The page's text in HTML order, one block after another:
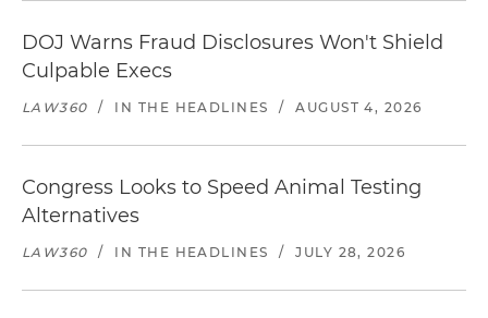
DOJ Warns Fraud Disclosures Won't Shield
Culpable Execs
LAW360 / IN THE HEADLINES / AUGUST 4, 2026
Congress Looks to Speed Animal Testing
Alternatives
LAW360 / IN THE HEADLINES / JULY 28, 2026